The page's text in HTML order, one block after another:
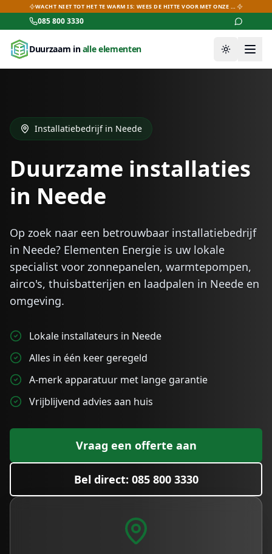
WACHT NIET TOT HET TE WARM IS: WEES DE HITTE VOOR MET ONZE AIRCO-DEALS!
085 800 3330
Duurzaam inalle elementen Thema
Installatiebedrijf in Neede
Duurzame installaties
in Neede
Op zoek naar een betrouwbaar installatiebedrijf
in Neede? Elementen Energie is uw lokale
specialist voor zonnepanelen, warmtepompen,
airco's, thuisbatterijen en laadpalen in Neede en
omgeving.
Lokale installateurs in Neede
Alles in één keer geregeld
A-merk apparatuur met lange garantie
Vrijblijvend advies aan huis
Vraag een offerte aan
Bel direct: 085 800 3330